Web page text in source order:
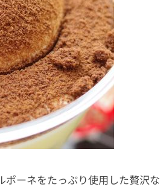
ポーネをたっぷり使用した贅沢な